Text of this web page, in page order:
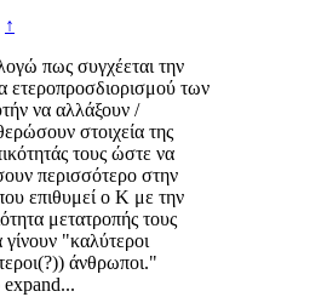
↑
πως συγχέεται την
ετεροπροσδιορισμού των
να αλλάξουν /
στοιχεία της
τους ώστε να
περισσότερο στην
επιθυμεί ο Κ με την
μετατροπής τους
"καλύτεροι
άνθρωποι."